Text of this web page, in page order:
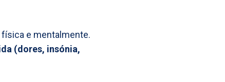
física e mentalmente.
(dores, insónia,